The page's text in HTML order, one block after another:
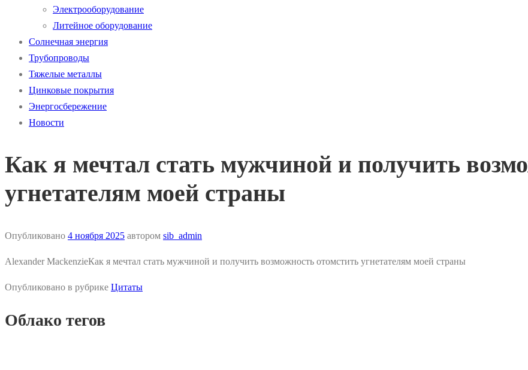
Электрооборудование
Литейное оборудование
Солнечная энергия
Трубопроводы
Тяжелые металлы
Цинковые покрытия
Энергосбережение
Новости
Как я мечтал стать мужчиной и получить
угнетателям моей страны
Опубликовано 4 ноября 2025 автором sib_admin
Alexander MackenzieКак я мечтал стать мужчиной и получить возможность отомстить угнетателям моей страны
Опубликовано в рубрике Цитаты
Облако тегов